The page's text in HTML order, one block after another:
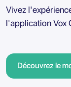
Vivez
l'application Vox
Découvrez le